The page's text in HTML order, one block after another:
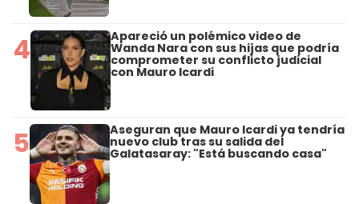
4 Apareció un polémico video de
Wanda Nara con sus hijas que podría
comprometer su conflicto judicial
con Mauro Icardi
5 Aseguran que Mauro Icardi ya tendría
nuevo club tras su salida del
Galatasaray: "Está buscando casa"